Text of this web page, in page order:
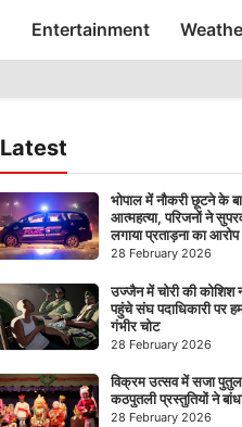
Entertainment
Latest
भोपाल में नौकरी छूटने के
आत्महत्या, परिजनों ने
लगाया प्रताड़ना का आरोप
28 February 2026
उज्जैन में चोरी की कोशिश
पहुंचे संघ पदाधिकारी पर
गंभीर चोट
28 February 2026
विक्रम उत्सव में सजा पुतुल
कठपुतली प्रस्तुतियों ने
28 February 2026